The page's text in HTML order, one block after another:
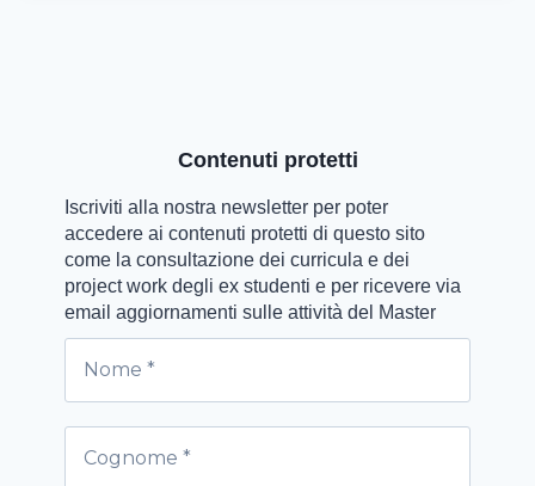
Contenuti protetti
Iscriviti alla nostra newsletter per poter
accedere ai contenuti protetti di questo sito
come la consultazione dei curricula e dei
project work degli ex studenti e per ricevere via
email aggiornamenti sulle attività del Master